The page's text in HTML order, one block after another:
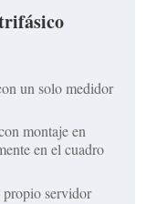
un solo medidor
montaje en
en el cuadro
propio servidor